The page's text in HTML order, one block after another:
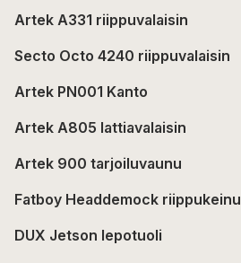
Artek A331 riippuvalaisin
Secto Octo 4240 riippuvalaisin
Artek PN001 Kanto
Artek A805 lattiavalaisin
Artek 900 tarjoiluvaunu
Fatboy Headdemock riippukeinu
DUX Jetson lepotuoli